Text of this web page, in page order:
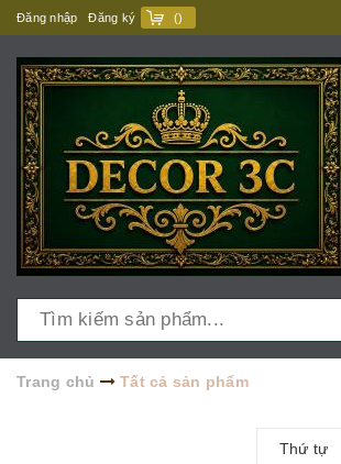
Đăng nhập Đăng ký ()
Trang chủ Tất cả sản phẩm
Thứ tự